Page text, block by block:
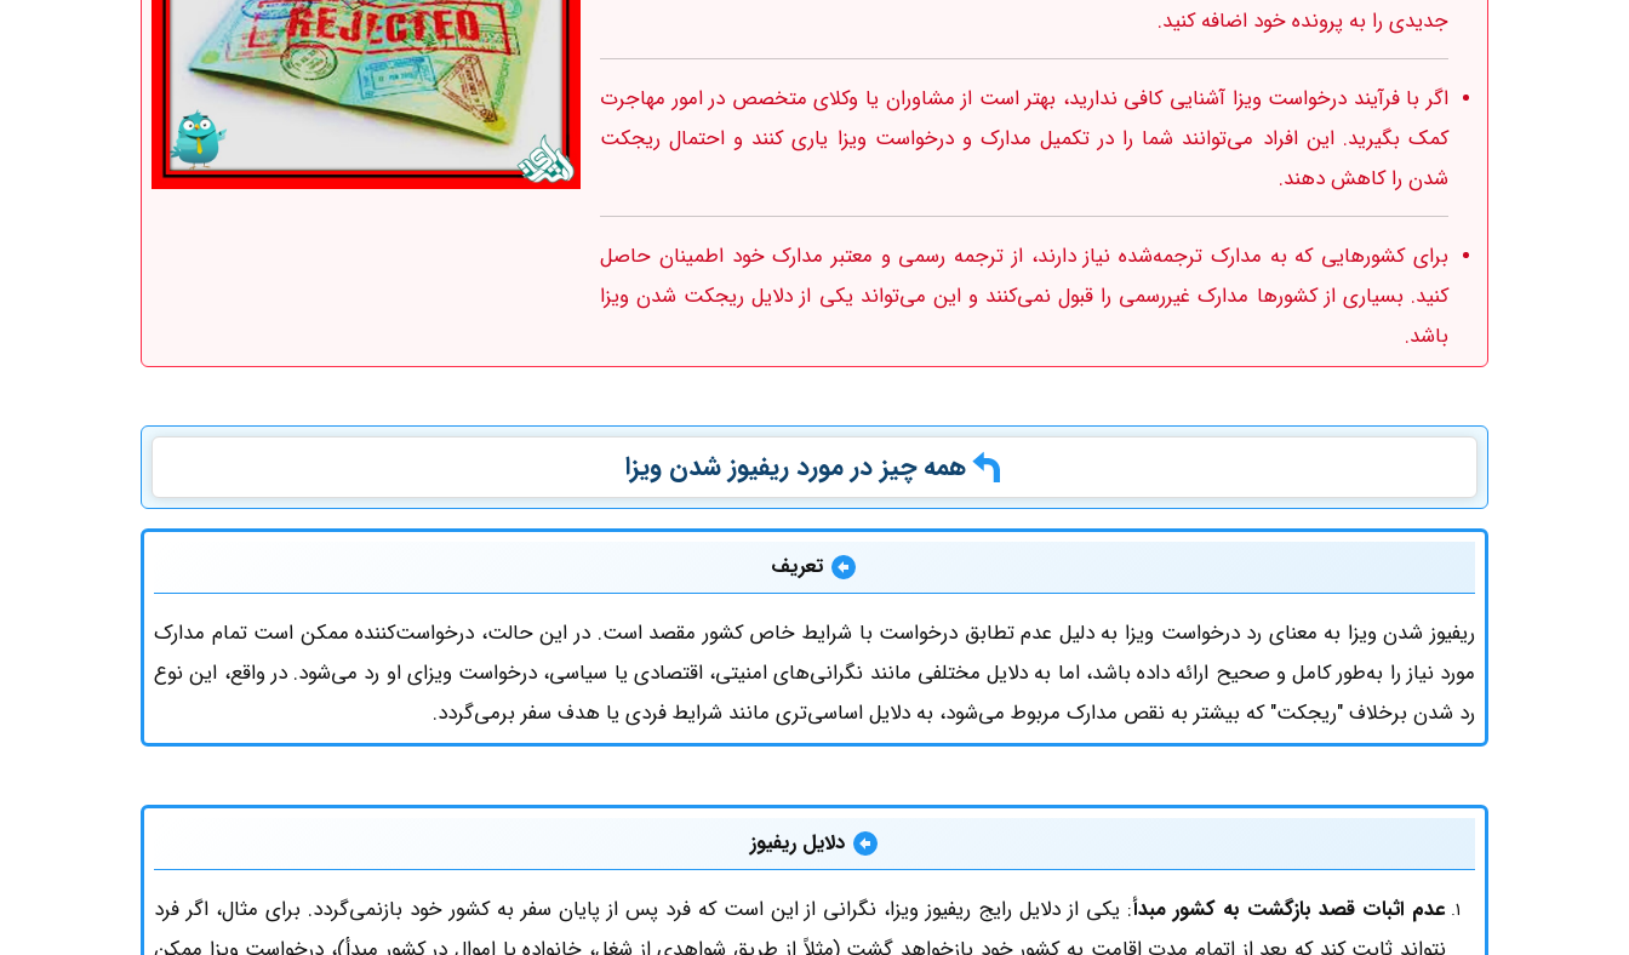
جدیدی را به پرونده خود اضافه کنید.
اگر با فرآیند درخواست ویزا آشنایی کافی ندارید، بهتر است از مشاوران یا وکلای متخصص در امور مهاجرت
کمک بگیرید. این افراد می‌توانند شما را در تکمیل مدارک و درخواست ویزا یاری کنند و احتمال ریجکت
شدن را کاهش دهند.
برای کشورهایی که به مدارک ترجمه‌شده نیاز دارند، از ترجمه رسمی و معتبر مدارک خود اطمینان حاصل
کنید. بسیاری از کشورها مدارک غیررسمی را قبول نمی‌کنند و این می‌تواند یکی از دلایل ریجکت شدن ویزا
باشد.
همه چیز در مورد ریفیوز شدن ویزا
تعریف
ریفیوز شدن ویزا به معنای رد درخواست ویزا به دلیل عدم تطابق درخواست با شرایط خاص کشور مقصد است. در این حالت، درخواست‌کننده ممکن است تمام مدارک
مورد نیاز را به‌طور کامل و صحیح ارائه داده باشد، اما به دلایل مختلفی مانند نگرانی‌های امنیتی، اقتصادی یا سیاسی، درخواست ویزای او رد می‌شود. در واقع، این نوع
رد شدن برخلاف "ریجکت" که بیشتر به نقص مدارک مربوط می‌شود، به دلایل اساسی‌تری مانند شرایط فردی یا هدف سفر برمی‌گردد.
دلایل ریفیوز
عدم اثبات قصد بازگشت به کشور مبدأ: یکی از دلایل رایج ریفیوز ویزا، نگرانی از این است که فرد پس از پایان سفر به کشور خود بازنمی‌گردد. برای مثال، اگر فرد